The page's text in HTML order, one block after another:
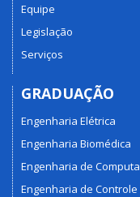
Equipe
Legislação
Serviços
GRADUAÇÃO
Engenharia Elétrica
Engenharia Biomédica
Engenharia de
Engenharia de